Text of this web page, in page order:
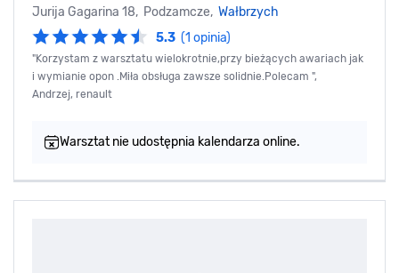
Jurija Gagarina 18, Podzamcze, Wałbrzych
5.3 (1 opinia)
"Korzystam z warsztatu wielokrotnie,przy bieżących awariach jak
i wymianie opon .Miła obsługa zawsze solidnie.Polecam ",
Andrzej, renault
Warsztat nie udostępnia kalendarza online.